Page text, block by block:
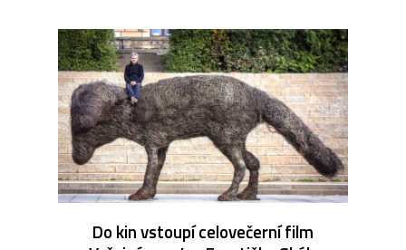
Do kin vstoupí celovečerní film